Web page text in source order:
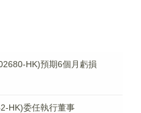
HK)預期6個月虧損
HK)委任執行董事